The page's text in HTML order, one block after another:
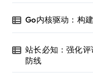
Go内核驱动：构
站长必知：强化
防线